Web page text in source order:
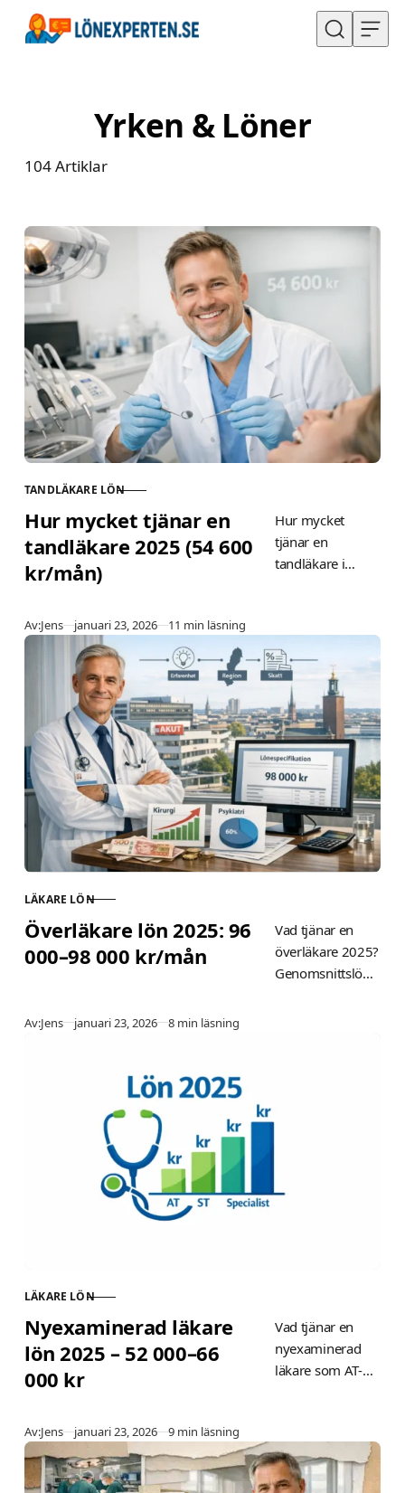
Hoppa till innehåll
Yrken & Löner
104Artiklar
KATEGORI
TANDLÄKARE LÖN
Hur mycket tjänar en
tandläkare 2025 (54 600
kr/mån)
Hur mycket
tjänar en
tandläkare i
enligt SCB. Nyex
35–43 000 kr,
efter skatt ~39
000 kr. Jämför
privat/offentlig,
regioner och tips
för högre lön.
Av:Jens Publicerad
januari 23, 2026 11 min läsning
KATEGORI
LÄKARE LÖN
Överläkare lön 2025: 96
000–98 000 kr/mån
Vad tjänar en
överläkare 2025?
Genomsnittslön
95–105k), region
efter skatt och
Av:Jens Publicerad
januari 23, 2026 8 min läsning
KATEGORI
LÄKARE LÖN
Nyexaminerad läkare
lön 2025 – 52 000–66
000 kr
Vad tjänar en
nyexaminerad
läkare som AT-
kr/mån),
karriärsteg till
Av:Jens Publicerad
januari 23, 2026 9 min läsning